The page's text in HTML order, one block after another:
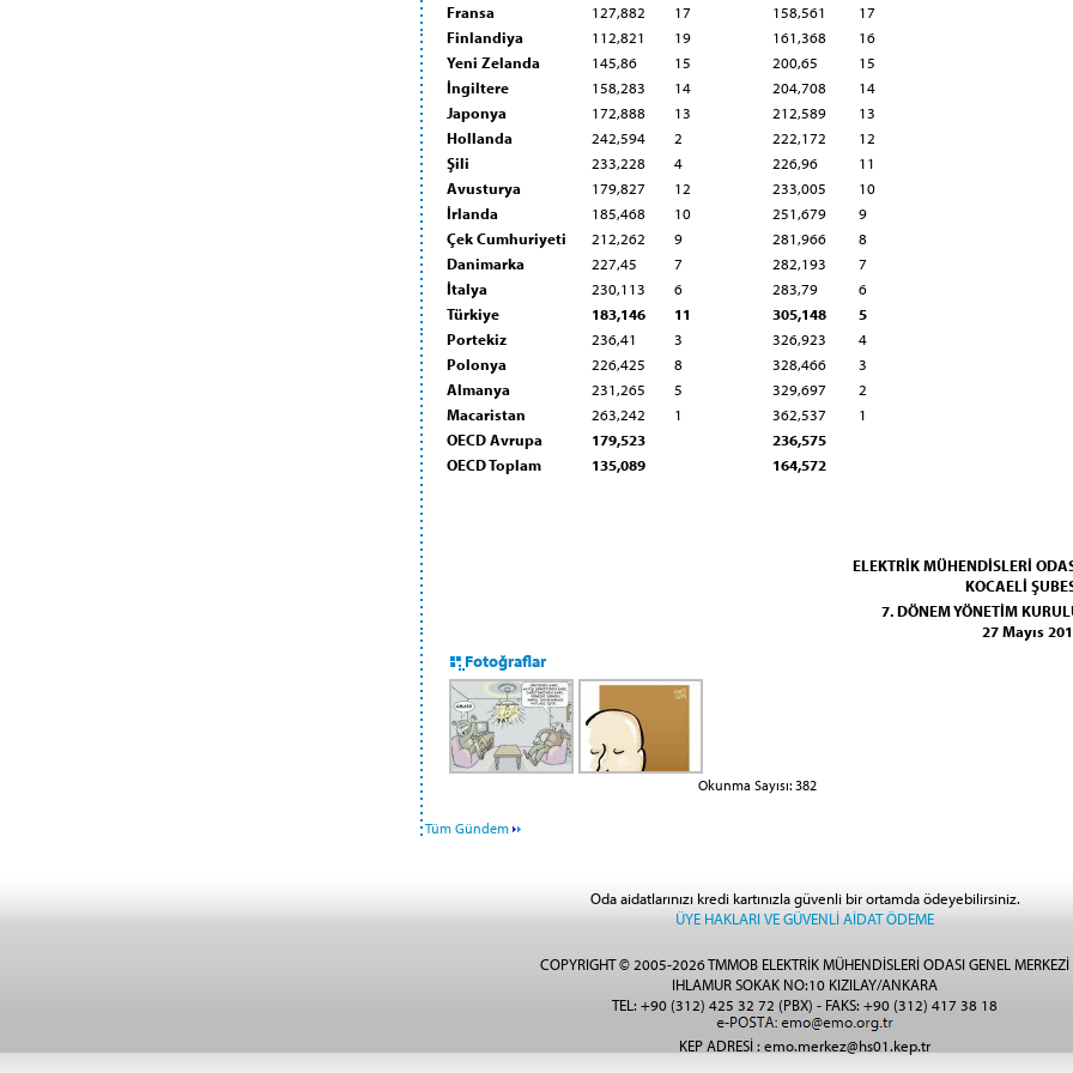
Fransa 127,882 17 158,561
17
Finlandiya
112,821 19 161,368
16
Yeni Zelanda
145,86 15 200,65
15
İngiltere
158,283 14 204,708
14
Japonya
172,888 13 212,589
13
Hollanda
242,594 2 222,172
12
Şili
233,228 4 226,96
11
Avusturya
179,827 12 233,005
10
İrlanda
185,468 10 251,679
9
Çek Cumhuriyeti
212,262 9 281,966
8
Danimarka
227,45 7 282,193
7
İtalya
230,113 6 283,79
6
Türkiye
183,146 11 305,148
5
Portekiz
236,41 3 326,923
4
Polonya
226,425 8 328,466
3
Almanya
231,265 5 329,697
2
Macaristan
263,242 1 362,537
1
OECD Avrupa
179,523
236,575
OECD Toplam
135,089 164,572
ELEKTRİK MÜHENDİSLERİ
KOCAELİ
7. DÖNEM YÖNETİM
27 Mayıs
Fotoğraflar
Okunma Sayısı: 382
Tüm Gündem
Oda aidatlarınızı kredi kartınızla güvenli bir ortamda ödeyebilirsiniz.
ÜYE HAKLARI VE GÜVENLİ AİDAT ÖDEME
COPYRIGHT © 2005-2026 TMMOB ELEKTRİK MÜHENDİSLERİ ODASI GENEL MERKEZİ
IHLAMUR SOKAK NO:10 KIZILAY/ANKARA
TEL: +90 (312) 425 32 72 (PBX) - FAKS: +90 (312) 417 38 18
KEP ADRESİ : emo.merkez@hs01.kep.tr